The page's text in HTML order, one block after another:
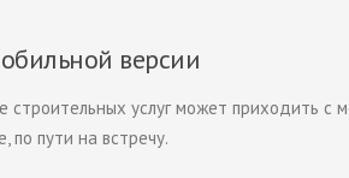
версии
услуг может приходить с
по пути на встречу.